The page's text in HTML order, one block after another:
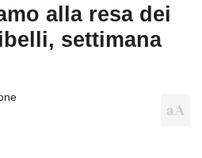
alla resa dei
settimana